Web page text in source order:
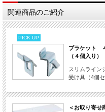
本体間口寸法 ： ４００W、４００Ｄ
ご注意 ： レクトラインシリーズに
〔９００Ｗ × ５００Ｄ・４５０
〔８００Ｗ × ４５０Ｄ・４０
〔４５０Ｗ × ４５０Ｄ・４０
※必ずお手元の対象書庫の「外形寸
他の商品との同梱は出来ません。
関連商品のご紹介
PICK UP
ブラケット
（４個入り
スリムライン
受け具（4個セ
＜お取り寄